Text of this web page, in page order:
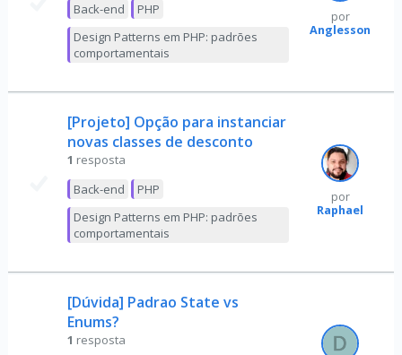
Back-end
PHP
Design Patterns em PHP: padrões
comportamentais
por
Anglesson
[Projeto] Opção para instanciar
novas classes de desconto
1 resposta
Back-end
PHP
Design Patterns em PHP: padrões
comportamentais
por
Raphael
[Dúvida] Padrao State vs
Enums?
1 resposta